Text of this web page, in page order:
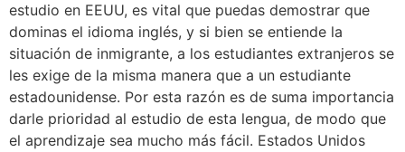
estudio en EEUU, es vital que puedas demostrar que
dominas el idioma inglés, y si bien se entiende la
situación de inmigrante, a los estudiantes extranjeros se
les exige de la misma manera que a un estudiante
estadounidense. Por esta razón es de suma importancia
darle prioridad al estudio de esta lengua, de modo que
el aprendizaje sea mucho más fácil. Estados Unidos